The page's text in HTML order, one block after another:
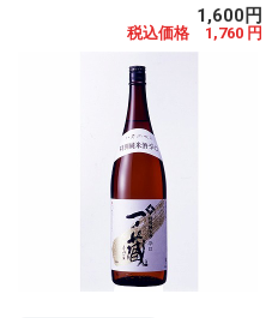
1,600円
税込価格 1,760 円